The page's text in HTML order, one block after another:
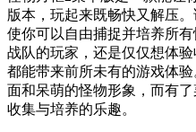
版本，玩起来既畅快又解压
使你可以自由捕捉并培养所
战队的玩家，还是仅仅想体
都能带来前所未有的游戏体
面和呆萌的怪物形象，而有
收集与培养的乐趣。